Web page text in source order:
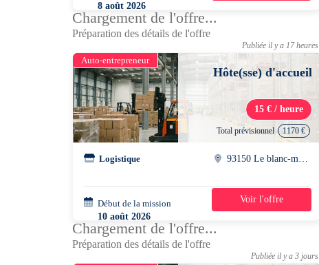
8 août 2026
08h00 - 17h00
Chargement de l'offre...
Préparation des détails de l'offre
Publiée il y a 17 heures
Auto-entrepreneur
Hôte(sse) d'accueil
15 € / heure
Total prévisionnel 1170 €
Logistique
Début de la mission
10 août 2026
08h00 - 17h00
2 semaines
Voir l'offre
Chargement de l'offre...
Préparation des détails de l'offre
Publiée il y a 3 jours